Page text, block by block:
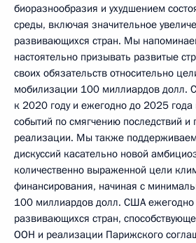
биоразнообразия и ухудшением
среды, включая значительное
развивающихся стран. Мы
настоятельно призывать развитые
своих обязательств относительно
мобилизации 100 миллиардов долл.
к 2020 году и ежегодно до 2025 года
событий по смягчению последствий и
реализации. Мы также
дискуссий касательно новой
количественно выраженной цели
финансирования, начиная с
100 миллиардов долл. США
развивающихся стран,
ООН и реализации Парижского